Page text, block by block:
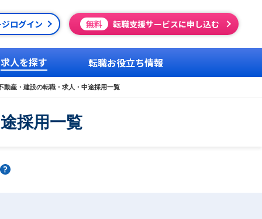
ログイン 無料 転職支援サービスに申し込む
求人を探す 転職お役立ち情報
動産・建設の転職・求人・中途採用一覧
採用一覧